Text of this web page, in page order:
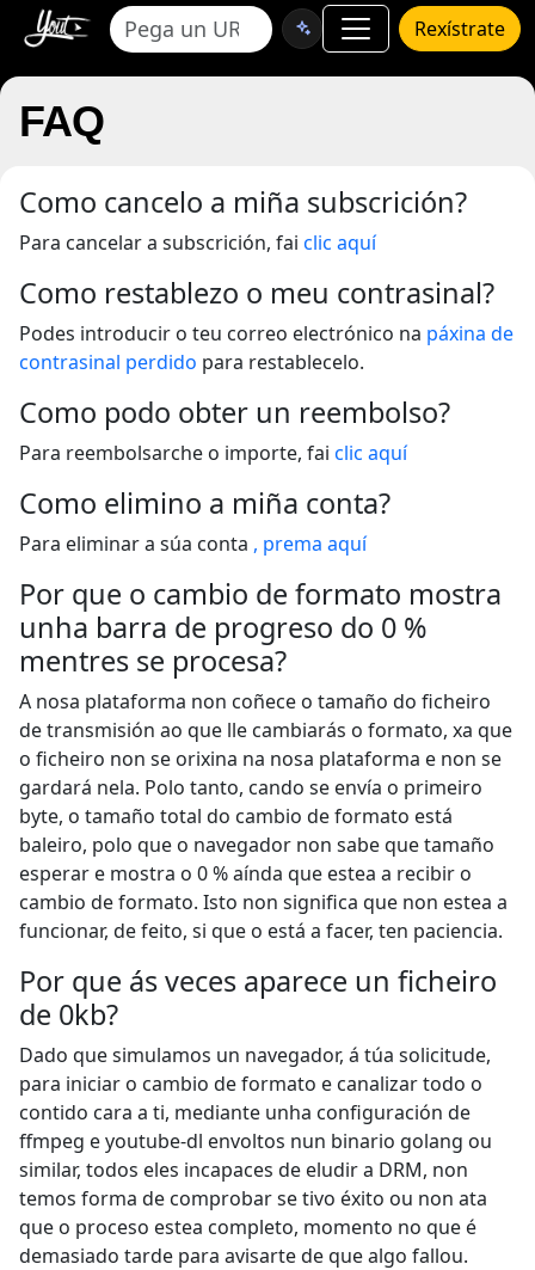
Rexístrate
FAQ
Como cancelo a miña subscrición?
Para cancelar a subscrición, fai clic aquí
Como restablezo o meu contrasinal?
Podes introducir o teu correo electrónico na páxina de
contrasinal perdido para restablecelo.
Como podo obter un reembolso?
Para reembolsarche o importe, fai clic aquí
Como elimino a miña conta?
Para eliminar a súa conta , prema aquí
Por que o cambio de formato mostra
unha barra de progreso do 0 %
mentres se procesa?
A nosa plataforma non coñece o tamaño do ficheiro
de transmisión ao que lle cambiarás o formato, xa que
o ficheiro non se orixina na nosa plataforma e non se
gardará nela. Polo tanto, cando se envía o primeiro
byte, o tamaño total do cambio de formato está
baleiro, polo que o navegador non sabe que tamaño
esperar e mostra o 0 % aínda que estea a recibir o
cambio de formato. Isto non significa que non estea a
funcionar, de feito, si que o está a facer, ten paciencia.
Por que ás veces aparece un ficheiro
de 0kb?
Dado que simulamos un navegador, á túa solicitude,
para iniciar o cambio de formato e canalizar todo o
contido cara a ti, mediante unha configuración de
ffmpeg e youtube-dl envoltos nun binario golang ou
similar, todos eles incapaces de eludir a DRM, non
temos forma de comprobar se tivo éxito ou non ata
que o proceso estea completo, momento no que é
demasiado tarde para avisarte de que algo fallou.